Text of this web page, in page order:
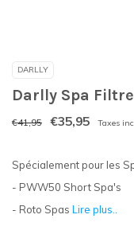
DARLLY
Darlly Spa Filtre
€41,95 €35,95 Taxes
Spécialement pour les
- PWW50 Short Spa's
- Roto Spas Lire plus..